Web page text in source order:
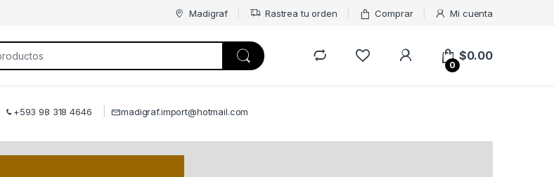
Madigraf Rastrea tu orden Comprar Mi cuenta
0
$0.00
+593 98 318 4646 madigraf.import@hotmail.com